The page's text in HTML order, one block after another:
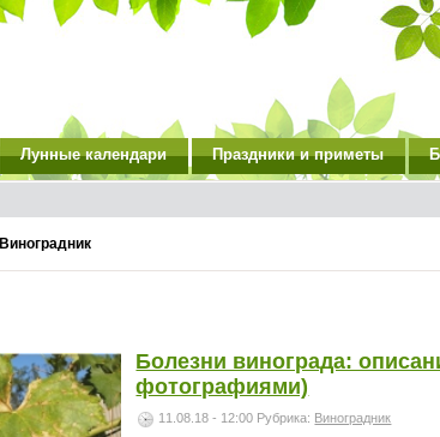
Лунные календари Праздники и приметы
Виноградник
Болезни винограда:
фотографиями)
11.08.18 - 12:00 Рубрика: Виноградник